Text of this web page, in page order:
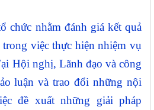
nhằm đánh giá kết quả
việc thực hiện nhiệm vụ
Hội nghị, Lãnh đạo và công
luận và trao đổi những nội
đề xuất những giải pháp